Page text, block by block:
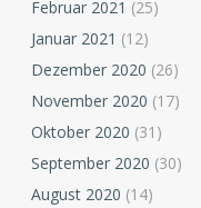
Februar 2021 (25)
Januar 2021 (12)
Dezember 2020 (26)
November 2020 (17)
Oktober 2020 (31)
September 2020 (30)
August 2020 (14)